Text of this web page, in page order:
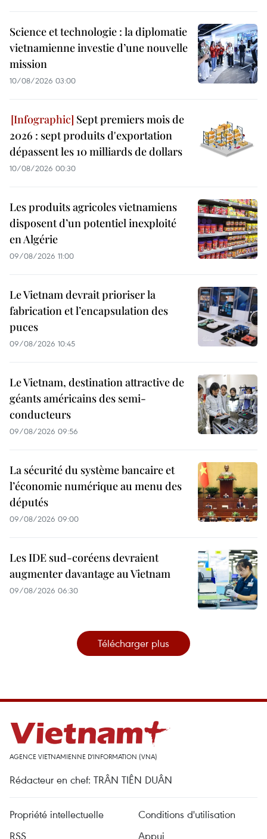
Science et technologie : la diplomatie
vietnamienne investie d’une nouvelle
mission
10/08/2026 03:00
Sept premiers mois de
2026 : sept produits d'exportation
dépassent les 10 milliards de dollars
10/08/2026 00:30
Les produits agricoles vietnamiens
disposent d’un potentiel inexploité
en Algérie
09/08/2026 11:00
Le Vietnam devrait prioriser la
fabrication et l’encapsulation des
puces
09/08/2026 10:45
Le Vietnam, destination attractive de
géants américains des semi-
conducteurs
09/08/2026 09:56
La sécurité du système bancaire et
l’économie numérique au menu des
députés
09/08/2026 09:00
Les IDE sud-coréens devraient
augmenter davantage au Vietnam
09/08/2026 06:30
Télécharger plus
AGENCE VIETNAMIENNE D'INFORMATION (VNA)
Rédacteur en chef: TRÂN TIÊN DUÂN
Propriété intellectuelle
Conditions d'utilisation
RSS
Appui